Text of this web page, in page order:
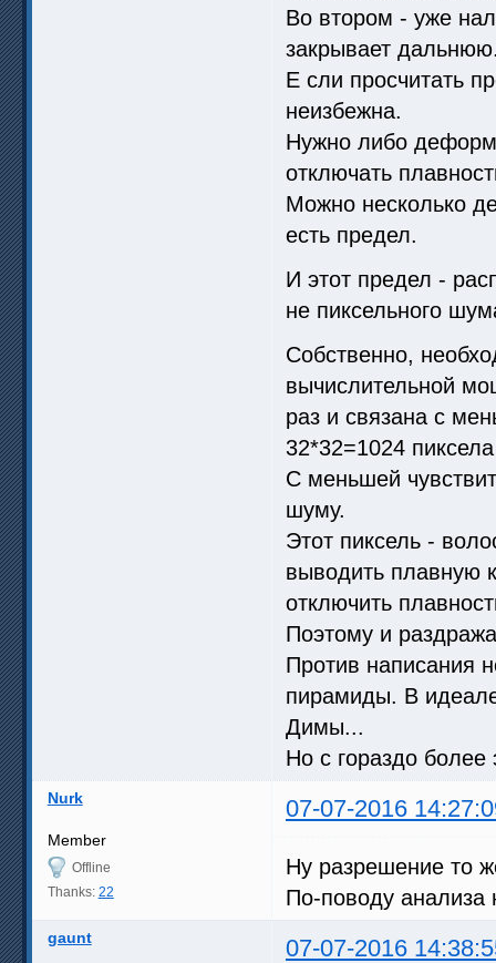
Во втором - уже
закрывает
Е сли просчитать
неизбежна.
Нужно либо
отключать
Можно несколько
есть предел.
И этот предел -
не пиксельного
Собственно,
вычислительной
раз и связана с
32*32=1024
С меньшей
шуму.
Этот пиксель -
выводить плавную
отключить
Поэтому и
Против написания
пирамиды. В
Димы...
Но с гораздо
Nurk 07-07-2016
Member
Offline
Thanks: 22
Ну разрешение то
По-поводу анализа
gaunt 07-07-2016